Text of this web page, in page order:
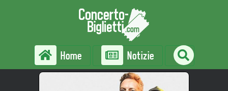
Home Notizie